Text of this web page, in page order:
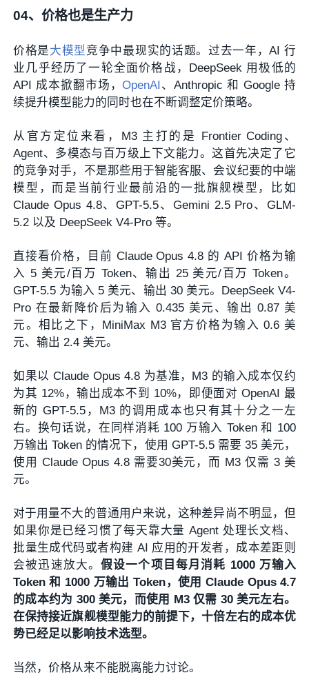
04、价格也是生产力
价格是大模型 竞争中最现实的话题。过去一年，AI 行
业几乎经历了一轮全面价格战，DeepSeek 用极低的
API 成本掀翻市场，OpenAI 、Anthropic 和 Google 持
续提升模型能力的同时也在不断调整定价策略。
从官方定位来看，M3 主打的是 Frontier Coding、
Agent、多模态与百万级上下文能力。这首先决定了它
的竞争对手，不是那些用于智能客服、会议纪要的中端
模型，而是当前行业最前沿的一批旗舰模型，比如
Claude Opus 4.8、GPT-5.5、Gemini 2.5 Pro、GLM-
5.2 以及 DeepSeek V4-Pro 等。
直接看价格，目前 Claude Opus 4.8 的 API 价格为输
入 5 美元/百万 Token、输出 25 美元/百万 Token。
GPT-5.5 为输入 5 美元、输出 30 美元。DeepSeek V4-
Pro 在最新降价后为输入 0.435 美元、输出 0.87 美
元。相比之下，MiniMax M3 官方价格为输入 0.6 美
元、输出 2.4 美元。
如果以 Claude Opus 4.8 为基准，M3 的输入成本仅约
为其 12%，输出成本不到 10%，即便面对 OpenAI 最
新的 GPT-5.5，M3 的调用成本也只有其十分之一左
右。换句话说，在同样消耗 100 万输入 Token 和 100
万输出 Token 的情况下，使用 GPT-5.5 需要 35 美元，
使用 Claude Opus 4.8 需要30美元，而 M3 仅需 3 美
元。
对于用量不大的普通用户来说，这种差异尚不明显，但
如果你是已经习惯了每天靠大量 Agent 处理长文档、
批量生成代码或者构建 AI 应用的开发者，成本差距则
会被迅速放大。假设一个项目每月消耗 1000 万输入
Token 和 1000 万输出 Token，使用 Claude Opus 4.7
的成本约为 300 美元，而使用 M3 仅需 30 美元左右。
在保持接近旗舰模型能力的前提下，十倍左右的成本优
势已经足以影响技术选型。
当然，价格从来不能脱离能力讨论。